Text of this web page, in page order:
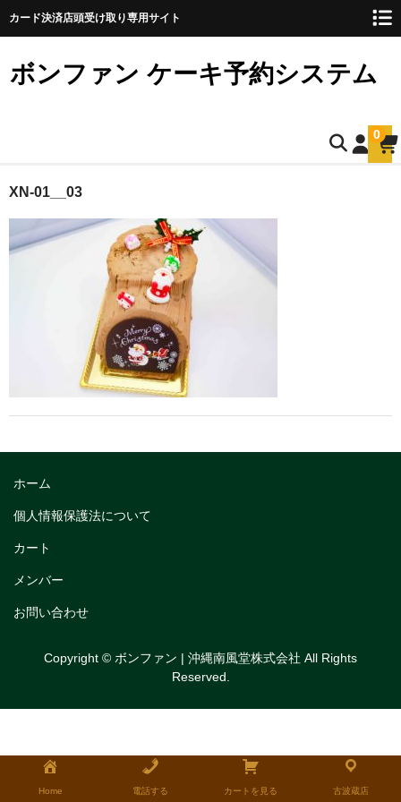
カード決済店頭受け取り専用サイト
ボンファン ケーキ予約システム
0
ホーム
お誕生日ケーキのご予約
ショートケーキ
ショートケーキ12cm(5名様用)
ショートケーキ15cm(8名様用)
ショートケーキ18cm(10名様用)
トリフルガナッシュ
トリフルガナッシュケーキ12cm
トリフルガナッシュケーキ15cm
生チョコケーキ18cm
タルトレット
全国発送可能ギフト商品
XN-01__03
ホーム
個人情報保護法について
カート
メンバー
お問い合わせ
Copyright © ボンファン | 沖縄南風堂株式会社 All Rights
Reserved.
Home 電話する カートを見る 古波蔵店